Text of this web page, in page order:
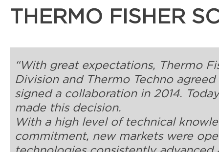
THERMO FISHER
“With great expectations, Thermo
Division and Thermo Techno
signed a collaboration in 2014.
made this decision.
With a high level of technical
commitment, new markets were